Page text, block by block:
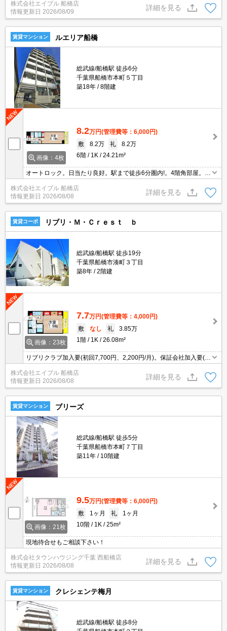
利。詳細はお問い合わせください。引越指定業者あり。TVモニター
付インターホン。
株式会社エイブル 船橋店
情報更新日 2026/08/09
詳細を見る
賃貸マンション ルエリア船橋
総武線/船橋駅 徒歩6分
千葉県船橋市本町５丁目
築18年
8階建
画像：4枚
8.2万円(管理費等：6,000円)
敷
8.2万 礼
8.2万
6階
1K 24.21m²
オートロック。日当たり良好。駅まで徒歩6分圏内!。4階角部屋。エ
レベーターあり。24時間ゴミ出し可。TVモニター付インターホン。
経済的な都市ガス使用。仲介手数料家賃の0.55ヵ月分。
株式会社エイブル 船橋店
情報更新日 2026/08/08
詳細を見る
賃貸コーポ リブリ・Ｍ・Ｃｒｅｓｔ ｂ
総武線/船橋駅 徒歩19分
千葉県船橋市湊町３丁目
築8年
2階建
画像：23枚
7.7万円(管理費等：4,000円)
敷
なし 礼
3.85万
1階
1K 26.08m²
リブリクラブ加入要(初回7,700円、2,200円/月)。保証会社加入要(初
回保証料賃料の100%、月次保証料1.1%)。浴室換気乾燥式。温水洗
浄便座付き。TVモニター付インターホン。
株式会社エイブル 船橋店
情報更新日 2026/08/08
詳細を見る
賃貸マンション ブリーズ
総武線/船橋駅 徒歩5分
千葉県船橋市本町７丁目
築11年
10階建
画像：21枚
9.5万円(管理費等：6,000円)
敷
1ヶ月 礼
1ヶ月
10階
1K 25m²
現地待合せもご相談下さい！
株式会社タウンハウジング千葉 西船橋店
情報更新日 2026/08/08
詳細を見る
賃貸マンション クレシェンテ梅月
総武線/船橋駅 徒歩8分